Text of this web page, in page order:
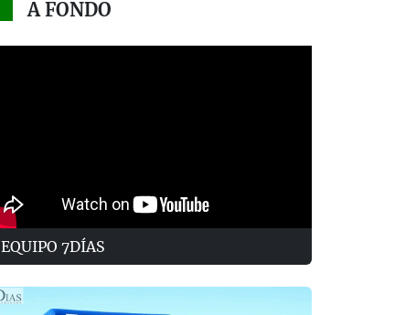
A FONDO
EQUIPO 7DÍAS